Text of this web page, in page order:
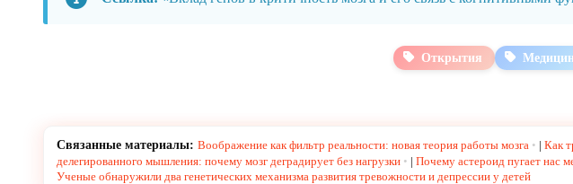
Открытия
Связанные материалы: Воображение как фильтр реальности: новая теория работы мозга | Как
делегированного мышления: почему мозг деградирует без нагрузки
| Почему астероид пугает нас
Ученые обнаружили два генетических механизма развития тревожности и депрессии у детей